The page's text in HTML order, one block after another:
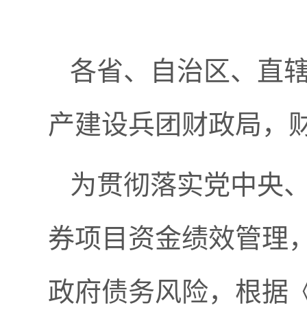
各省、自治区、直
产建设兵团财政局，
为贯彻落实党中央
券项目资金绩效管理
政府债务风险，根据